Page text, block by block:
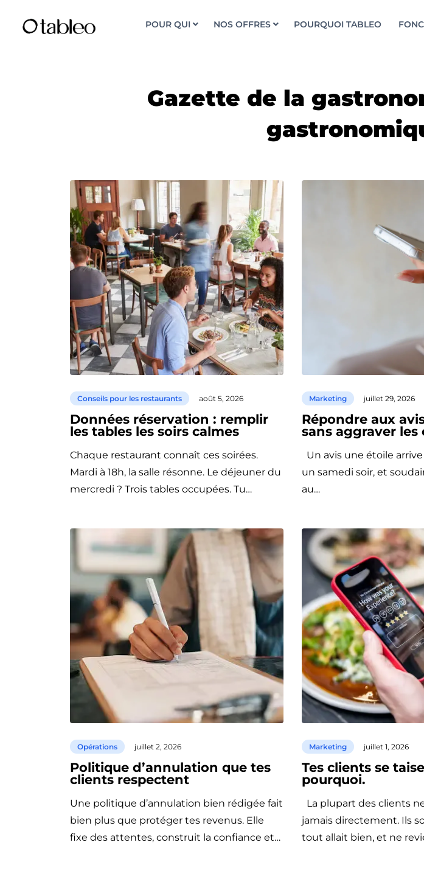
POUR QUI NOS OFFRES POURQUOI TABLEO
Gazette de la
Conseils pour les restaurants août 5, 2026
Données réservation : remplir
les tables les soirs calmes
Chaque restaurant connaît ces soirées.
Mardi à 18h, la salle résonne. Le déjeuner du
mercredi ? Trois tables occupées. Tu…
Marketing juillet 29, 2026
Répondre aux
sans aggraver les
Un avis une étoile
un samedi soir, et
au…
Opérations juillet 2, 2026
Politique d’annulation que tes
clients respectent
Une politique d’annulation bien rédigée fait
bien plus que protéger tes revenus. Elle
fixe des attentes, construit la confiance et…
Marketing juillet 1, 2026
Tes clients se
pourquoi.
La plupart des clients
jamais directement. Ils
tout allait bien, et ne